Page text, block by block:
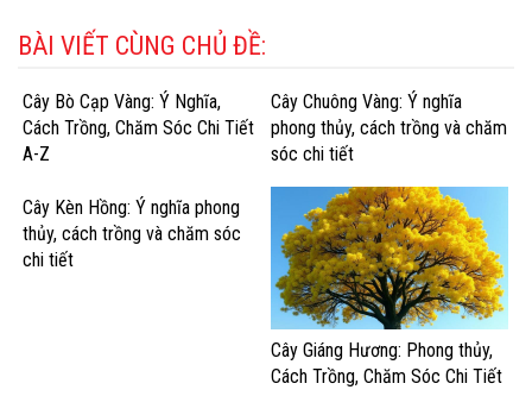
BÀI VIẾT CÙNG CHỦ ĐỀ:
Cây Bò Cạp Vàng: Ý Nghĩa,
Cách Trồng, Chăm Sóc Chi Tiết
A-Z
Cây Chuông Vàng: Ý nghĩa
phong thủy, cách trồng và chăm
sóc chi tiết
Cây Kèn Hồng: Ý nghĩa phong
thủy, cách trồng và chăm sóc
chi tiết
Cây Giáng Hương: Phong thủy,
Cách Trồng, Chăm Sóc Chi Tiết